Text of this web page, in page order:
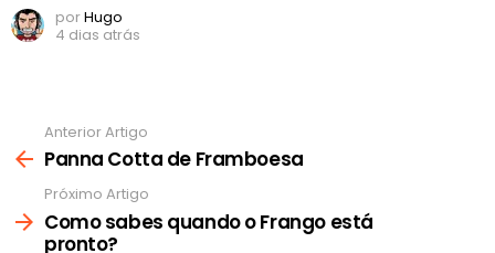
porHugo
4 dias atrás
mais
Anterior Artigo
Panna Cotta de Framboesa
Próximo Artigo
Como sabes quando o Frango está
pronto?